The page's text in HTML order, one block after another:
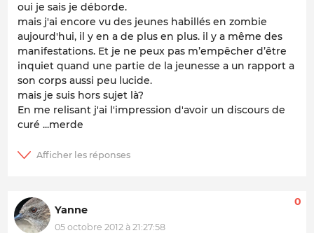
oui je sais je déborde.
mais j'ai encore vu des jeunes habillés en zombie
aujourd'hui, il y en a de plus en plus. il y a même des
manifestations. Et je ne peux pas m’empêcher d’être
inquiet quand une partie de la jeunesse a un rapport a
son corps aussi peu lucide.
mais je suis hors sujet là?
En me relisant j'ai l'impression d'avoir un discours de
curé ...merde
Yanne
05 octobre 2012 à 21:27:58
0